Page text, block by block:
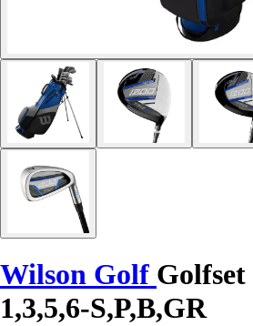
Wilson Golf Golfset
1,3,5,6-S,P,B,GR